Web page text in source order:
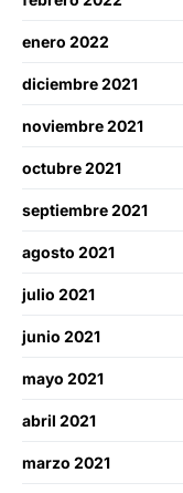
enero 2022
diciembre 2021
noviembre 2021
octubre 2021
septiembre 2021
agosto 2021
julio 2021
junio 2021
mayo 2021
abril 2021
marzo 2021